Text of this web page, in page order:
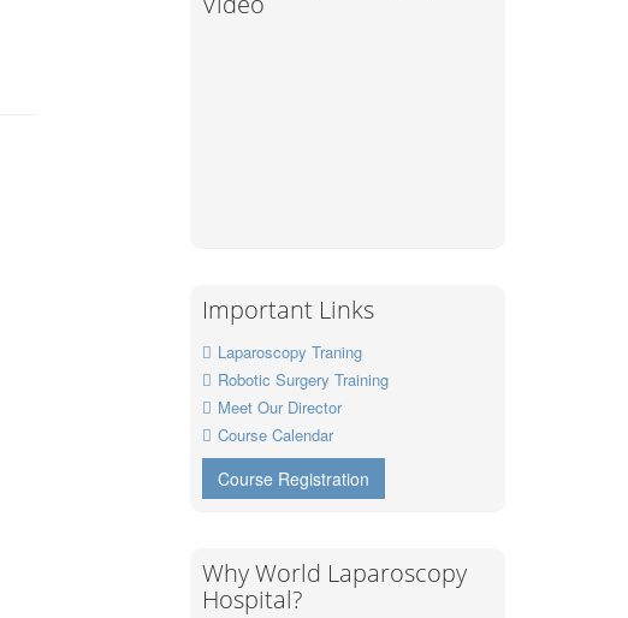
Important Links
Laparoscopy Traning
Robotic Surgery Training
Meet Our Director
Course Calendar
Course Registration
Why World Laparoscopy
Hospital?